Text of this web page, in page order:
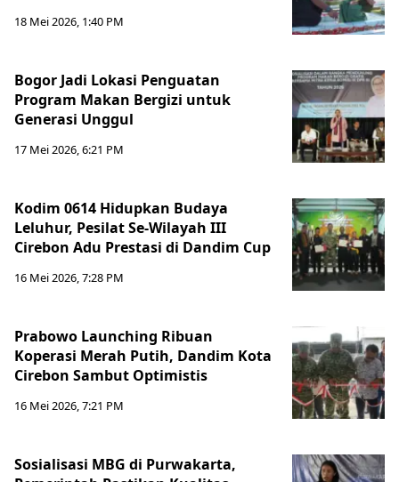
18 Mei 2026, 1:40 PM
Bogor Jadi Lokasi Penguatan
Program Makan Bergizi untuk
Generasi Unggul
17 Mei 2026, 6:21 PM
Kodim 0614 Hidupkan Budaya
Leluhur, Pesilat Se-Wilayah III
Cirebon Adu Prestasi di Dandim Cup
16 Mei 2026, 7:28 PM
Prabowo Launching Ribuan
Koperasi Merah Putih, Dandim Kota
Cirebon Sambut Optimistis
16 Mei 2026, 7:21 PM
Sosialisasi MBG di Purwakarta,